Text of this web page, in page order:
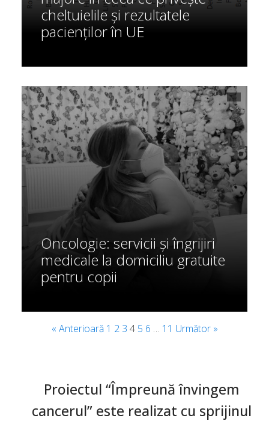
cheltuielile și rezultatele
pacienților în UE
Oncologie: servicii și îngrijiri
medicale la domiciliu gratuite
pentru copii
« Anterioară 1 2 3 4 5 6 … 11 Următor »
Proiectul “Împreună învingem
cancerul” este realizat cu sprijinul